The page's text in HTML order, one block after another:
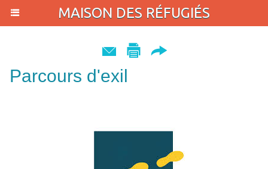
MAISON DES RÉFUGIÉS
Parcours d'exil